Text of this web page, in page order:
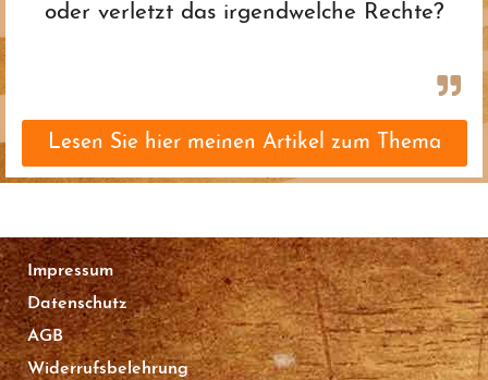
oder verletzt das irgendwelche Rechte?
Lesen Sie hier meinen Artikel zum Thema
Impressum
Datenschutz
AGB
Widerrufsbelehrung